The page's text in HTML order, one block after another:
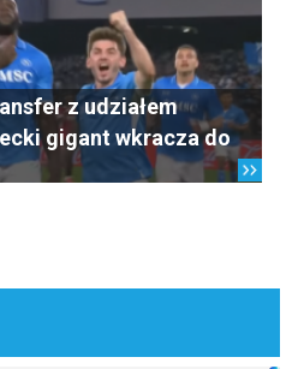
z udziałem
gigant wkracza do